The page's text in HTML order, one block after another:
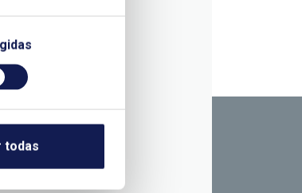
todas